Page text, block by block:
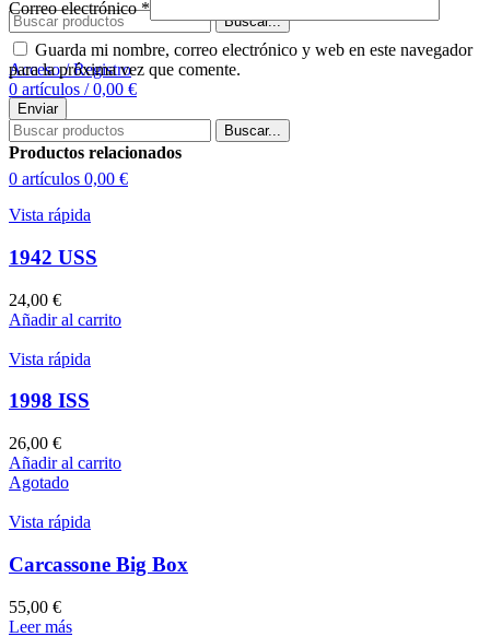
Buscar...
Acceso / Registro
0 artículos / 0,00 €
Menú
Buscar...
0 artículos 0,00 €
Correo electrónico*
Guarda mi nombre, correo electrónico y web en este navegador
para la próxima vez que comente.
Productos relacionados
Vista rápida
1942 USS
24,00 €
Añadir al carrito
Vista rápida
1998 ISS
26,00 €
Añadir al carrito
Agotado
Vista rápida
Carcassone Big Box
55,00 €
Leer más